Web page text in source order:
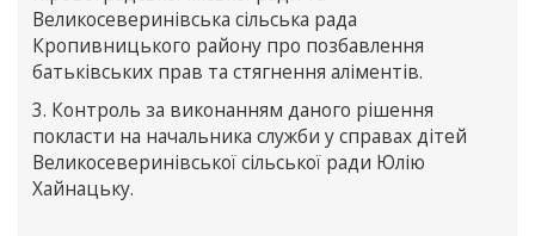
Великосеверинівська сільська рада
Кропивницького району про позбавлення
батьківських прав та стягнення аліментів.
3. Контроль за виконанням даного рішення
покласти на начальника служби у справах дітей
Великосеверинівської сільської ради Юлію
Хайнацьку.